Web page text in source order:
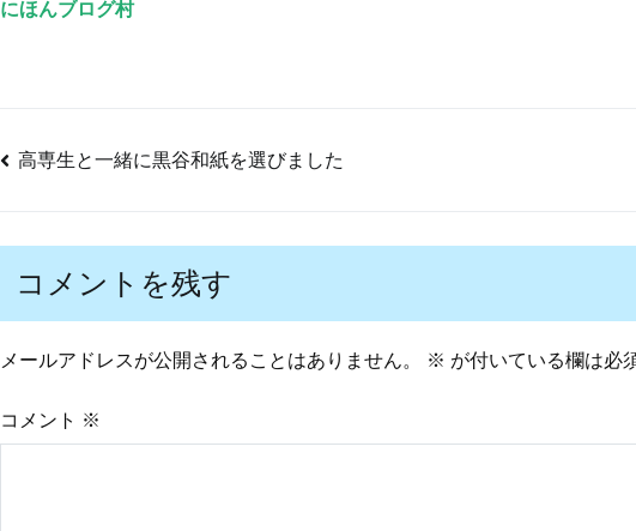
にほんブログ村
投
稿
ナ
ビ
高専生と一緒に黒谷和紙を選びました
コメントを残す
メールアドレスが公開されることはありません。 ※ が付いている欄は必
コメント ※